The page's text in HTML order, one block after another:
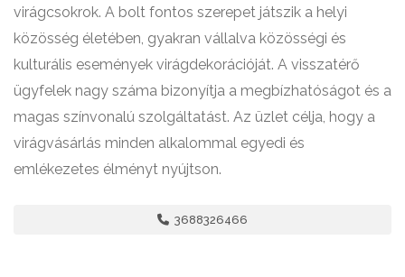
virágcsokrok. A bolt fontos szerepet játszik a helyi
közösség életében, gyakran vállalva közösségi és
kulturális események virágdekorációját. A visszatérő
ügyfelek nagy száma bizonyítja a megbízhatóságot és a
magas színvonalú szolgáltatást. Az üzlet célja, hogy a
virágvásárlás minden alkalommal egyedi és
emlékezetes élményt nyújtson.
3688326466